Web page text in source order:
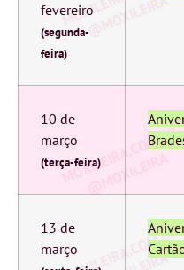
fevereiro
(segunda-
feira)
10 de
março
(terça-feira)
13 de
março